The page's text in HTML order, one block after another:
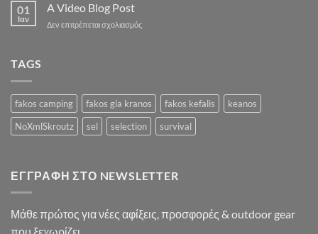
Post
01
Ιαν
A Video Blog Post
Δεν επιτρέπεται σχολιασμόςστο
TAGS
fakos camping fakos gia kranos fakos kefalis
keanos
NoXmlSkroutz
sel selection survival
ΕΓΓΡΑΦΉ ΣΤΟ NEWSLETTER
Μάθε πρώτος για νέες αφίξεις, προσφορές & outdoor gear